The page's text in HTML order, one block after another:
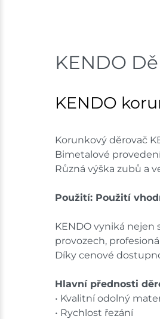
KENDO
KENDO
Korunkový děrovač
Bimetalové
Různá výška zubů a
Použití: Použití
KENDO vyniká
provozech,
Díky cenové
Hlavní přednosti
• Kvalitní odolný
• Rychlost řezání